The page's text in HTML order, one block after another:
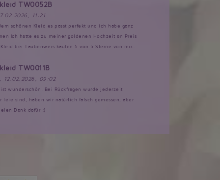
TW0052B
11:21
schönen Kleid es passt perfekt und ich habe ganz
Ich hatte es zu meiner goldenen Hochzeit an Preis
bei Taubenweis kaufen 5 von 5 Sterne von mir...
TW0011B
12.02.2026, 09:02
wunderschön. Bei Rückfragen wurde jederzeit
leie sind, haben wir natürlich falsch gemessen, aber
Dank dafür :)